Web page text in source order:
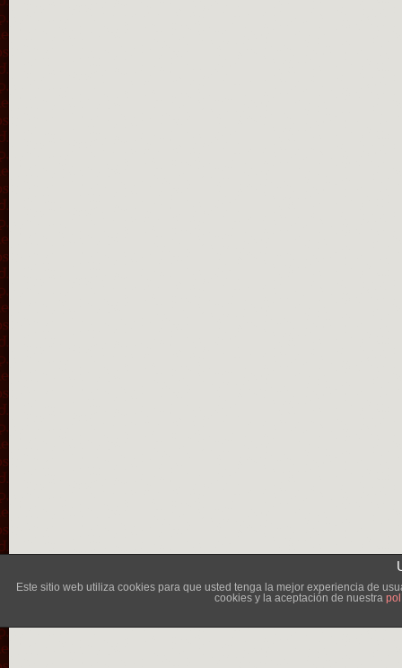
Este sitio web utiliza cookies para que usted tenga la mejor experiencia de
cookies y la aceptación de nuestra